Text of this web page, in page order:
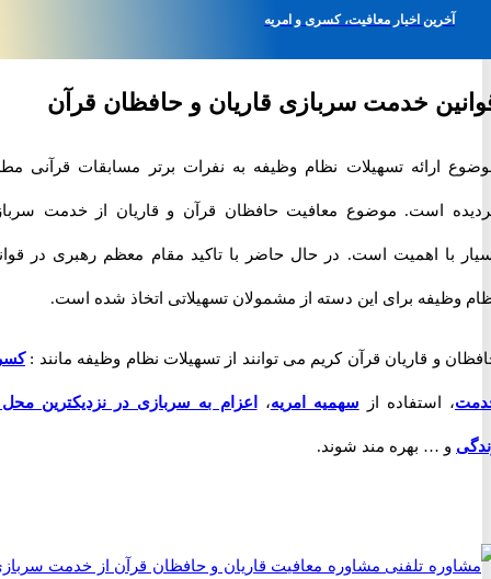
آخرین اخبار معافیت، کسری و امریه
خدمت سربازی قاریان و حافظان قرآن
ارائه تسهیلات نظام وظیفه به نفرات برتر مسابقات قرآنی مطرح
است. موضوع معافیت حافظان قرآن و قاریان از خدمت سربازی
با اهمیت است. در حال حاضر با تاکید مقام معظم رهبری در قوانین
برای این دسته از مشمولان تسهیلاتی اتخاذ شده است.
و قاریان قرآن کریم می توانند از تسهیلات نظام وظیفه مانند :کسری
، استفاده ازسهمیه امریه، اعزام به سربازی در نزدیکترین محل به
و … بهره مند شوند.